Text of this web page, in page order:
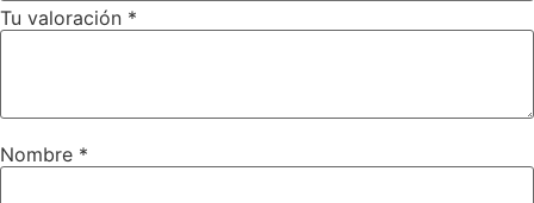
Tu valoración *
Nombre *